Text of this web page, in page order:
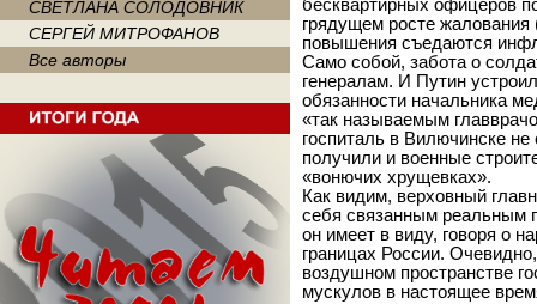
СВЕТЛАНА СОЛОДОВНИК
СЕРГЕЙ МИТРОФАНОВ
Все авторы
бесквартирных офицеров
грядущем росте жалования
повышения съедаются
Само собой, забота о
генералам. И Путин
обязанности начальника
«так называемым
госпиталь в Вилючинске
получили и военные
«вонючих хрущевках».
Как видим, верховный
себя связанным реальным
он имеет в виду, говоря о
границах России.
воздушном пространстве
мускулов в настоящее